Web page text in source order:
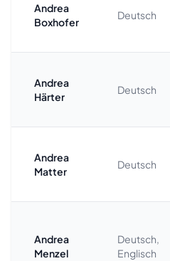
Andrea
Boxhofer
Deutsch
Andrea
Härter
Deutsch
Andrea
Matter
Deutsch
Andrea
Menzel
Deutsch,
Englisch